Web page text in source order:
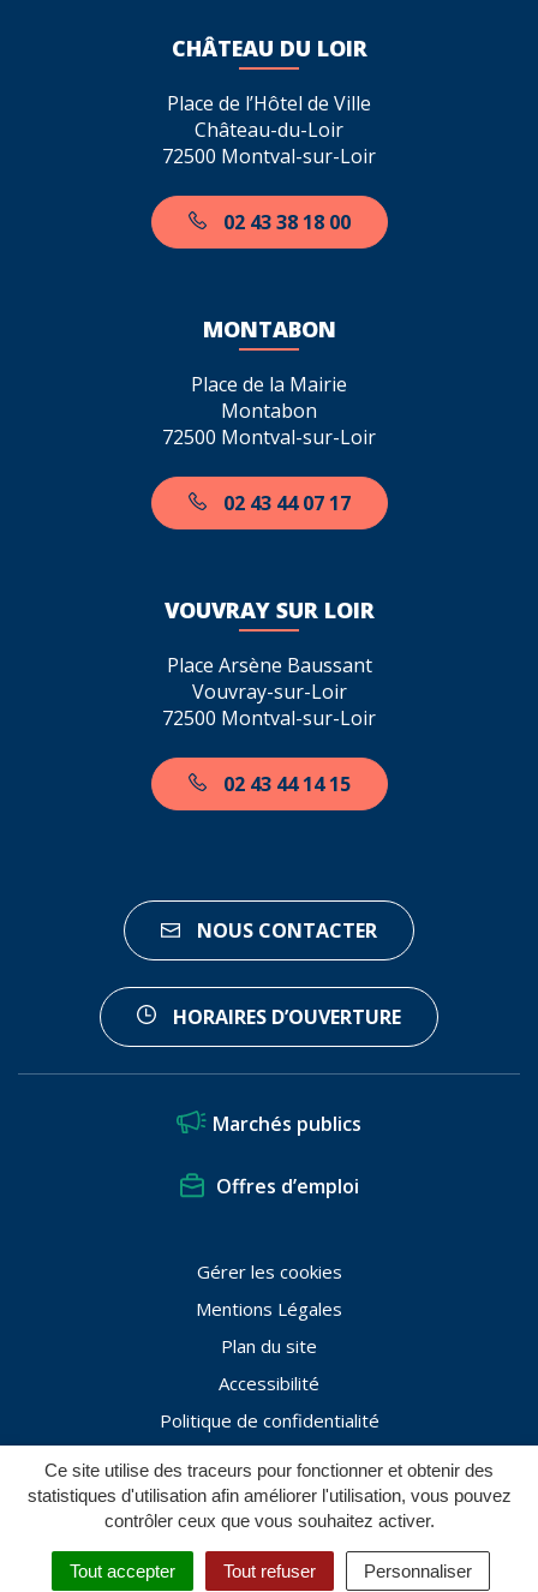
Ce site utilise des traceurs pour fonctionner et obtenir des
statistiques d'utilisation afin améliorer l'utilisation, vous pouvez
contrôler ceux que vous souhaitez activer.
Tout accepter Tout refuser Personnaliser
MENU RECHERCHE
CHÂTEAU DU LOIR
Place de l’Hôtel de Ville
Château-du-Loir
72500 Montval-sur-Loir
02 43 38 18 00
MONTABON
Place de la Mairie
Montabon
72500 Montval-sur-Loir
02 43 44 07 17
VOUVRAY SUR LOIR
Place Arsène Baussant
Vouvray-sur-Loir
72500 Montval-sur-Loir
02 43 44 14 15
NOUS CONTACTER
HORAIRES D’OUVERTURE
Marchés publics
Offres d’emploi
Gérer les cookies
Mentions Légales
Plan du site
Accessibilité
Politique de confidentialité